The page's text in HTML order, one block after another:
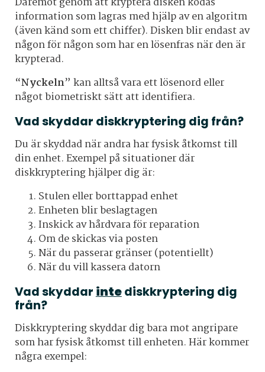
information som lagras med hjälp av en algoritm
(även känd som ett chiffer). Disken blir endast av
någon för någon som har en lösenfras när den är
krypterad.
“Nyckeln” kan alltså vara ett lösenord eller
något biometriskt sätt att identifiera.
Vad skyddar diskkryptering dig från?
Du är skyddad när andra har fysisk åtkomst till
din enhet. Exempel på situationer där
diskkryptering hjälper dig är:
Stulen eller borttappad enhet
Enheten blir beslagtagen
Inskick av hårdvara för reparation
Om de skickas via posten
När du passerar gränser (potentiellt)
När du vill kassera datorn
Vad skyddar intediskkryptering dig
från?
Diskkryptering skyddar dig bara mot angripare
som har fysisk åtkomst till enheten. Här kommer
några exempel: